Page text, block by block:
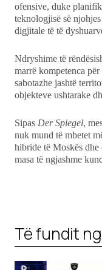
ofensive, duke
teknologjisë së
digjitale të të
Ndryshime të
marrë kompetenca
sabotazhe jashtë
objekteve ushtarake
Sipas Der Spiegel,
nuk mund të mbetet
hibride të Moskës dhe
masa të ngjashme
Të fundit